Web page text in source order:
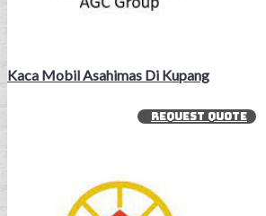
Kaca Mobil Asahimas Di Kupang
REQUEST QUOTE